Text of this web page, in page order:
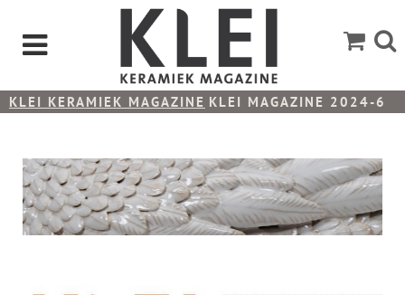
KLEI KERAMIEK MAGAZINE KLEI MAGAZINE 2024-6